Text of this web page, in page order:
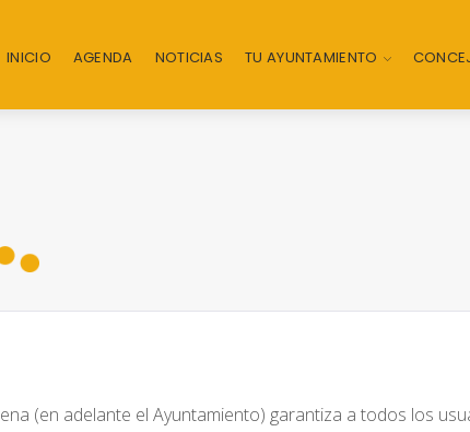
INICIO AGENDA NOTICIAS TU AYUNTAMIENTO
(en adelante el Ayuntamiento) garantiza a todos los